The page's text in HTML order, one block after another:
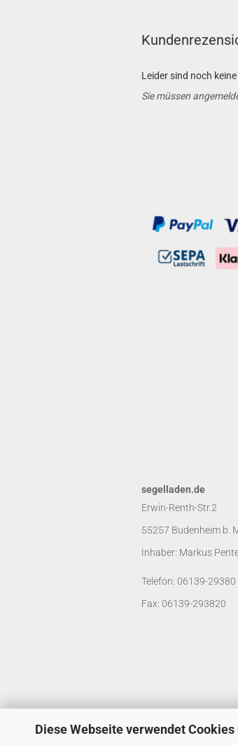
Diese Webseite verwendet
Leider sind noch
Sie müssen
segelladen.de
Erwin-Renth-Str.2
55257 Budenheim b.
Inhaber: Markus
Telefon: 06139-29380
Fax: 06139-293820